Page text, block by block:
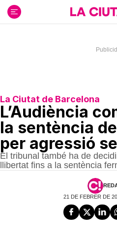
contenido
La Ciutat de Barcelona
L’Audiència
la sentència
per agressió
El tribunal també ha de
llibertat fins a la sentència
21 DE FEBRER DE